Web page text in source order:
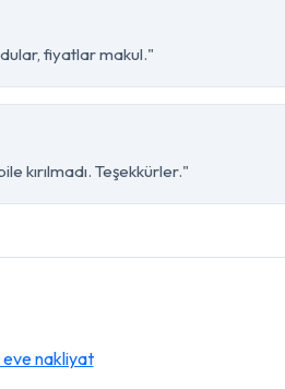
fiyatlar makul."
kırılmadı. Teşekkürler."
nakliyat